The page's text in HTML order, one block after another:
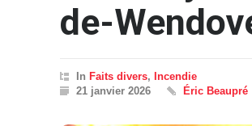
de-
In Faits divers, Incendie
21 janvier 2026
Éric Beaupré